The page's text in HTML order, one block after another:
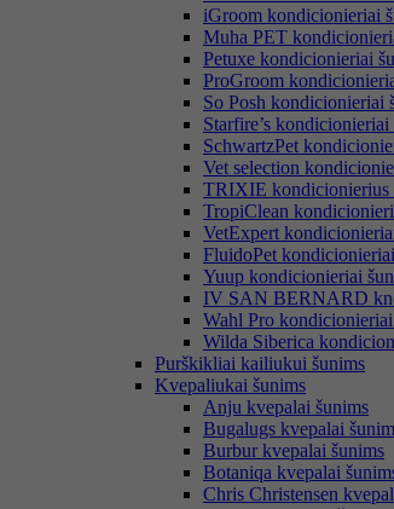
iGroom kondicionieriai
Muha PET
Petuxe kondicionieriai
ProGroom
So Posh kondicionieriai
Starfire’s kondicionieriai
SchwartzPet
Vet selection
TRIXIE kondicionierius
TropiClean
VetExpert
FluidoPet
Yuup kondicionieriai
IV SAN BERNARD
Wahl Pro
Wilda Siberica
Purškikliai kailiukui šunims
Kvepaliukai šunims
Anju kvepalai šunims
Bugalugs kvepalai
Burbur kvepalai šunims
Botaniqa kvepalai
Chris Christensen